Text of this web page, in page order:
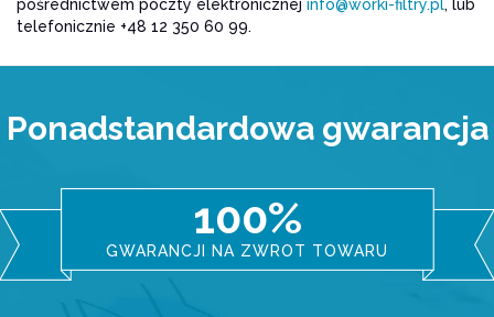
pośrednictwem poczty elektronicznej info@worki-filtry.pl, lub
telefonicznie +48 12 350 60 99.
Ponadstandardowa gwarancja
100%
GWARANCJI NA ZWROT TOWARU